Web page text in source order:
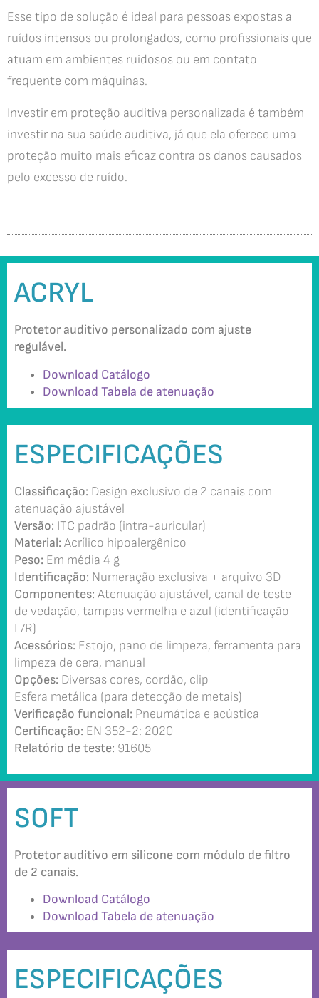
Esse tipo de solução é ideal para pessoas expostas a
ruídos intensos ou prolongados, como profissionais que
atuam em ambientes ruidosos ou em contato
frequente com máquinas.
Investir em proteção auditiva personalizada é também
investir na sua saúde auditiva, já que ela oferece uma
proteção muito mais eficaz contra os danos causados
pelo excesso de ruído.
ACRYL
Protetor auditivo personalizado com ajuste
regulável.
Download Catálogo
Download Tabela de atenuação
ESPECIFICAÇÕES
Classificação: Design exclusivo de 2 canais com
atenuação ajustável
Versão: ITC padrão (intra-auricular)
Material: Acrílico hipoalergênico
Peso: Em média 4 g
Identificação: Numeração exclusiva + arquivo 3D
Componentes: Atenuação ajustável, canal de teste
de vedação, tampas vermelha e azul (identificação
L/R)
Acessórios: Estojo, pano de limpeza, ferramenta para
limpeza de cera, manual
Opções: Diversas cores, cordão, clip
Esfera metálica (para detecção de metais)
Verificação funcional: Pneumática e acústica
Certificação: EN 352-2: 2020
Relatório de teste: 91605
SOFT
Protetor auditivo em silicone com módulo de filtro
de 2 canais.
Download Catálogo
Download Tabela de atenuação
ESPECIFICAÇÕES